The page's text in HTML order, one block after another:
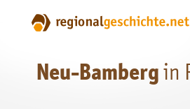
Neu-Bambergin